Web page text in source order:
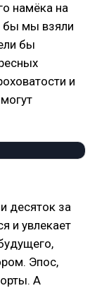
намёка на
бы мы взяли
бы
и
десяток за
и увлекает
Эпос,
А